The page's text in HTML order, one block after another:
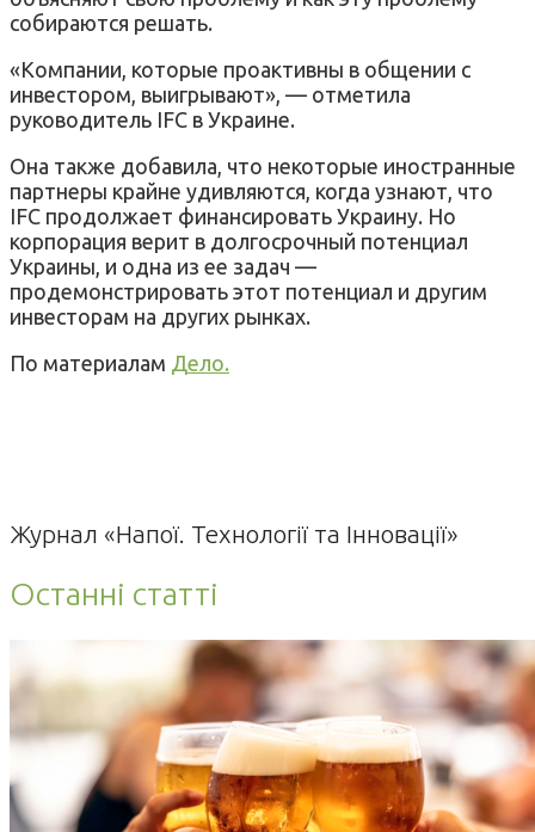
собираются решать.
«Компании, которые проактивны в общении с
инвестором, выигрывают», — отметила
руководитель IFC в Украине.
Она также добавила, что некоторые иностранные
партнеры крайне удивляются, когда узнают, что
IFC продолжает финансировать Украину. Но
корпорация верит в долгосрочный потенциал
Украины, и одна из ее задач —
продемонстрировать этот потенциал и другим
инвесторам на других рынках.
По материалам Дело.
Журнал «Напої. Технології та Інновації»
Останні статті